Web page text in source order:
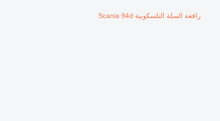
رافعة السلة التلسكوبية Scania 94d